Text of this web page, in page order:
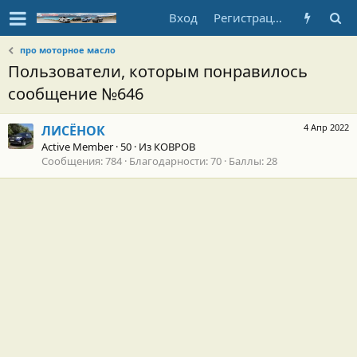
Вход Регистрация
про моторное масло
Пользователи, которым понравилось
сообщение №646
4 Апр 2022
ЛИСЁНОК
Active Member ·50 · Из КОВРОВ
Сообщения 784 Благодарности 70 Баллы 28